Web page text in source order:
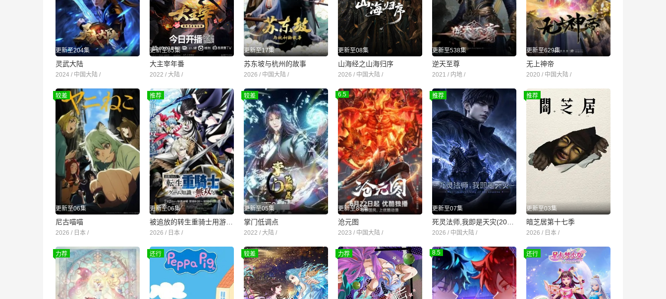
更新至204集
灵武大陆
2024 / 中国大陆 /
更新至85集
大主宰年番
2022 / 大陆 /
更新至17集
苏东坡与杭州的故事
2026 / 中国大陆 /
更新至08集
山海经之山海归序
2026 / 中国大陆 /
更新至538集
逆天至尊
2021 / 内地 /
更新至629集
无上神帝
2020 / 中国大陆 /
较差
更新至06集
尼古喵喵
2026 / 日本 /
推荐
更新至06集
2026 / 日本 /
较差
更新至05集
掌门低调点
2022 / 大陆 /
6.5
更新至89集
沧元图
2023 / 中国大陆 /
推荐
更新至07集
2026 / 中国大陆 /
推荐
更新至03集
暗芝居第十七季
2026 / 日本 /
力荐 还行 较差 力荐 8.5 还行